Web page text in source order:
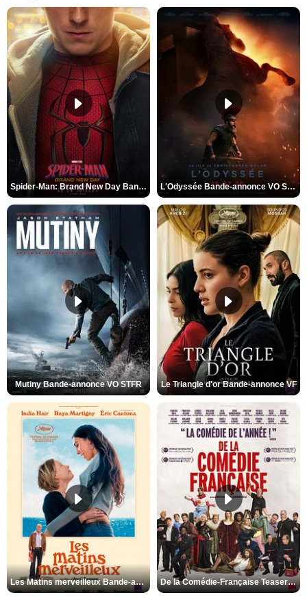
Spider-Man: Brand New Day Bande-annonce VO STFR L'Odyssée Bande-annonce VO STFR
Mutiny Bande-annonce VO STFR Le Triangle d'or Bande-annonce VF
Les Matins merveilleux Bande-annonce VF De la Comédie-Française Teaser VF